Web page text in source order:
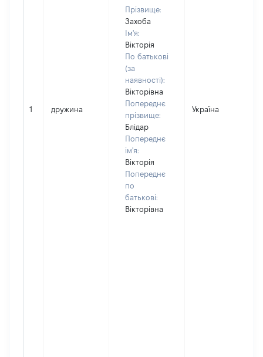
1 дружина
Прізвище:
Захоба
Ім'я:
Вікторія
По батькові
(за
наявності):
Вікторівна
Попереднє
прізвище:
Блідар
Попереднє
ім'я:
Вікторія
Попереднє
по
батькові:
Вікторівна
Україна